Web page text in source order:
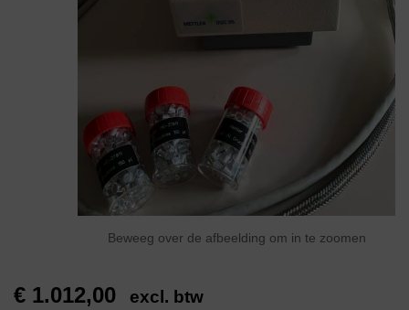
Beweeg over de afbeelding om in te zoomen
€ 1.012,00 excl. btw